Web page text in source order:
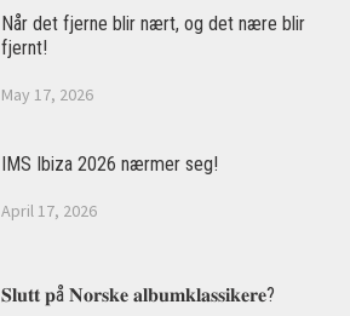
Når det fjerne blir nært, og det nære blir
fjernt!
May 17, 2026
IMS Ibiza 2026 nærmer seg!
April 17, 2026
𝐒𝐥𝐮𝐭𝐭 𝐩å 𝐍𝐨𝐫𝐬𝐤𝐞 𝐚𝐥𝐛𝐮𝐦𝐤𝐥𝐚𝐬𝐬𝐢𝐤𝐞𝐫𝐞?